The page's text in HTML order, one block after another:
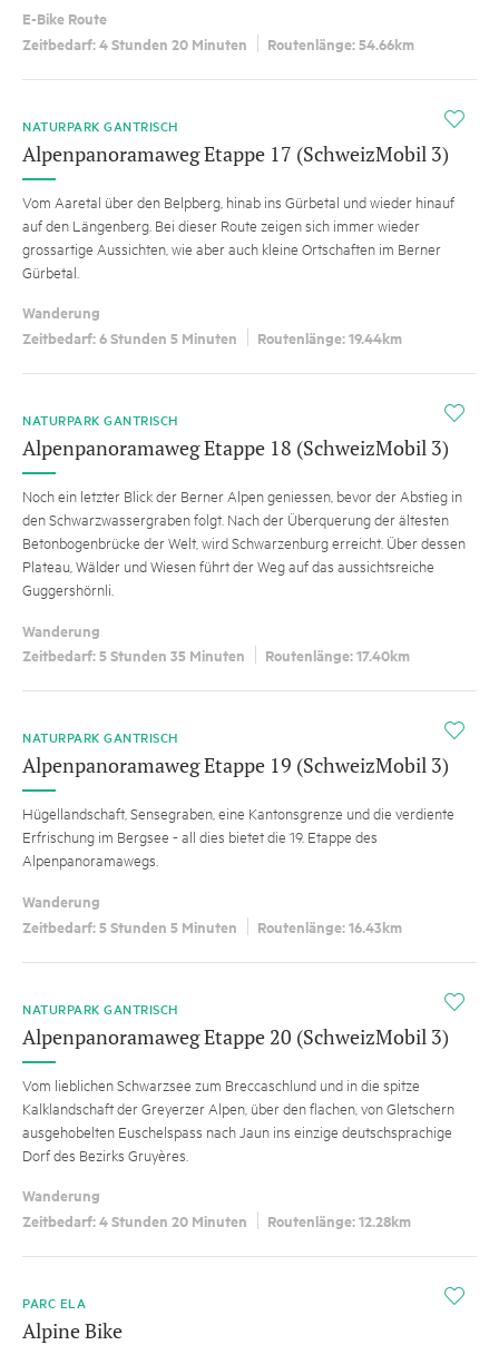
E-Bike Route
Zeitbedarf: 4 Stunden 20 Minuten
Routenlänge: 54.66km
i
NATURPARK GANTRISCH
Alpenpanoramaweg Etappe 17 (SchweizMobil 3)
Vom Aaretal über den Belpberg, hinab ins Gürbetal und wieder hinauf
auf den Längenberg. Bei dieser Route zeigen sich immer wieder
grossartige Aussichten, wie aber auch kleine Ortschaften im Berner
Gürbetal.
Wanderung
Zeitbedarf: 6 Stunden 5 Minuten
Routenlänge: 19.44km
i
NATURPARK GANTRISCH
Alpenpanoramaweg Etappe 18 (SchweizMobil 3)
Noch ein letzter Blick der Berner Alpen geniessen, bevor der Abstieg in
den Schwarzwassergraben folgt. Nach der Überquerung der ältesten
Betonbogenbrücke der Welt, wird Schwarzenburg erreicht. Über dessen
Plateau, Wälder und Wiesen führt der Weg auf das aussichtsreiche
Guggershörnli.
Wanderung
Zeitbedarf: 5 Stunden 35 Minuten
Routenlänge: 17.40km
i
NATURPARK GANTRISCH
Alpenpanoramaweg Etappe 19 (SchweizMobil 3)
Hügellandschaft, Sensegraben, eine Kantonsgrenze und die verdiente
Erfrischung im Bergsee - all dies bietet die 19. Etappe des
Alpenpanoramawegs.
Wanderung
Zeitbedarf: 5 Stunden 5 Minuten
Routenlänge: 16.43km
i
NATURPARK GANTRISCH
Alpenpanoramaweg Etappe 20 (SchweizMobil 3)
Vom lieblichen Schwarzsee zum Breccaschlund und in die spitze
Kalklandschaft der Greyerzer Alpen, über den flachen, von Gletschern
ausgehobelten Euschelspass nach Jaun ins einzige deutschsprachige
Dorf des Bezirks Gruyères.
Wanderung
Zeitbedarf: 4 Stunden 20 Minuten
Routenlänge: 12.28km
i
PARC ELA
Alpine Bike